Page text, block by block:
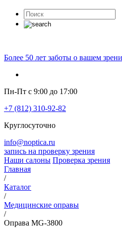
Более 50 лет заботы о вашем
Пн-Пт с 9:00 до 17:00
+7 (812) 310-92-82
Круглосуточно
info@noptica.ru
запись на проверку зрения
Наши салоны Проверка зрения
Главная
/
Каталог
/
Медицинские оправы
/
Оправа MG-3800